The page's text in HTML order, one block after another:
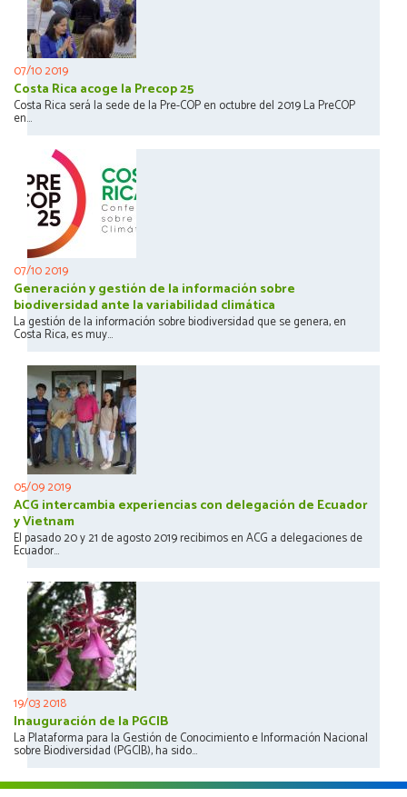
07/10 2019
Costa Rica acoge la Precop 25
Costa Rica será la sede de la Pre-COP en octubre del 2019 La PreCOP
en...
07/10 2019
Generación y gestión de la información sobre
biodiversidad ante la variabilidad climática
La gestión de la información sobre biodiversidad que se genera, en
Costa Rica, es muy...
05/09 2019
ACG intercambia experiencias con delegación de Ecuador
y Vietnam
El pasado 20 y 21 de agosto 2019 recibimos en ACG a delegaciones de
Ecuador...
19/03 2018
Inauguración de la PGCIB
La Plataforma para la Gestión de Conocimiento e Información Nacional
sobre Biodiversidad (PGCIB), ha sido...